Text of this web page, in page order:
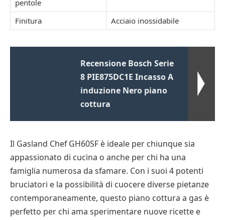
pentole
Finitura
Acciaio inossidabile
Recensione Bosch Serie
8 PIE875DC1E Incasso A
induzione Nero piano
cottura
Il Gasland Chef GH60SF è ideale per chiunque sia
appassionato di cucina o anche per chi ha una
famiglia numerosa da sfamare. Con i suoi 4 potenti
bruciatori e la possibilità di cuocere diverse pietanze
contemporaneamente, questo piano cottura a gas è
perfetto per chi ama sperimentare nuove ricette e